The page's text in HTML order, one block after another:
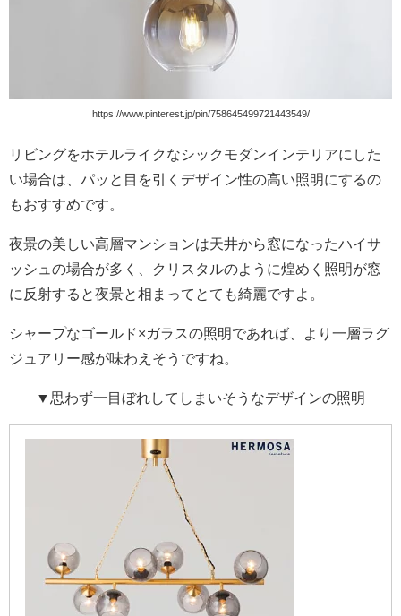
https://www.pinterest.jp/pin/758645499721443549/
リビングをホテルライクなシックモダンインテリアにした
い場合は、パッと目を引くデザイン性の高い照明にするの
もおすすめです。
夜景の美しい高層マンションは天井から窓になったハイサ
ッシュの場合が多く、クリスタルのように煌めく照明が窓
に反射すると夜景と相まってとても綺麗ですよ。
シャープなゴールド×ガラスの照明であれば、より一層ラグ
ジュアリー感が味わえそうですね。
▼思わず一目ぼれしてしまいそうなデザインの照明